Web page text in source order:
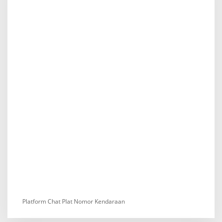
Platform Chat Plat Nomor Kendaraan